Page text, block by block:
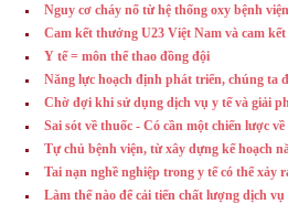
Nguy cơ cháy nổ từ hệ thống oxy bệnh viện
Cam kết thưởng U23 Việt Nam và cam
Y tế = môn thể thao đồng đội
Năng lực hoạch định phát triển, chúng ta
Chờ đợi khi sử dụng dịch vụ y tế và giải
Sai sót về thuốc - Có cần một chiến lược
Tự chủ bệnh viện, từ xây dựng kế hoạch
Tai nạn nghề nghiệp trong y tế có thể xảy
Làm thế nào để cải tiến chất lượng dịch vụ